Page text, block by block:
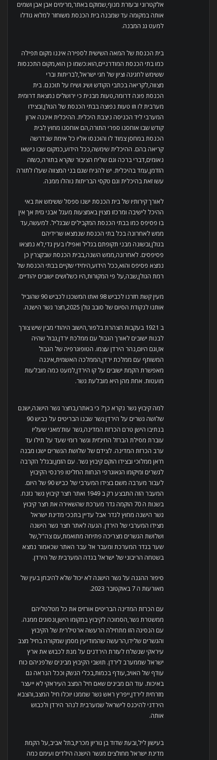
אלקטרוני ובעזרת מנוף,שמוקם באתר,מרימים אבן אבן ושמים
אותה במקומה עד שמבנה בית הכנסת משוחזר למלוא גודלו
למעט גג המבנה.
בית הכנסת של המאה השישית לספירה איננו מקום תפילה
כמו בתי הכנסת המודרניים,הוא:כשמו כן הוא,מקום התכנסות
ששימש לחגיגה וציון של חגי ישראל,לבריתות וברי
מצווה,לקריאה בכתבי הקודש ושיג ושיח על תוכנם. בית
הכנסת פונה דרומה,טעות מבנית כי ירושלים נמצאת דרומית
מערבית לו וזו טעות נפוצה בבתי הכנסת של הגולן,ובצידו
המערבי ליד הכניסה ניצבת היכלית. ההיכלית איננה ארון
קודש שבו אוחסנו ספרי התורה,הם אוחסנו מחוץ לבית
הכנסת במחסן צמוד לו והוכנסו אליו כל אימת שנדרשה
קריאה בהם. ההיכלית שימשה,ככל הידוע,כמקום שבו נישאו
נאומים,דברי ברכה וגם שליח הציבור שקרא בתורה,כשזה
הזדמן,עמד בהיכלית. יש להניח שגם בני המצווה שעלו לתורה
עשו זאת בהיכלית וגם טקסי הבריתות נוהלו ממנה.
לאורך קירותיו של בית הכנסת ישנו ספסל ששימש את באי
ההיכל לישיבה ומרכזו מצוין באמצעות מעגל אבני גזית אך אין
בו פסיפס כמו בבתי הכנסת המקבילים שבגליל. למעשה,עד
ממש לאחרונה בכל בתי הכנסת שנמצאו שרידיהם
בגולן,ובשונה מבני תקופתם בגליל ואפילו בעין גדי,לא נמצאו
פסיפסים. לאחרונה,ממש השנה,בבית הכנסת שבקצרין כן
נמצא פסיפס והוא,ככל הידוע,היחידי שקיים בבתי הכנסת של
רמת הגולן,שבה,על פי המקורות,היו כשלושים ישובים יהודיים.
מעין קשת חזרנו לכביש 98 ואתו המשכנו לכביש 90 שהוביל
אותנו לנקודת הסיום של סובב גולן 2025,חצר גשר הישנה.
ב 1921 בעקבות הצהרת בלפור,הישוב היהודי מבין שיש צורך
לבנות ישובים לאורך הגבול עם ממלכת ירדן,גבול שהיה
אז,וגם היום,נהר הירדן עצמו. הטופוגרפיה של הגבול
המשותף עם ממלכת ירדן,הממלכה האשמית,איננה
מאפשרת הקמת ישובים על קו הירדן,למעט כמה מובלעות
מועטות. אחת מהן היא מובלעת גשר.
למה קיבוץ גשר נקרא כך? כי באתרו,בחצר גשר הישנה,ישנם
שלושה גשרים על הירדן:גשר שבנו הבריטים על כביש 90
בנתיבו הישן טרם הכרזת המדינה,גשר עות'מאני שעליו
עוברת מסילת הברזל החיג’זית וגשר רומי שעד על תילו עד
ערב הכרזת המדינה. לצידם של שלושת הגשרים ישנו מבנה
ח'אן ממלוכי ובצידו הוקם קיבוץ גשר. עם הזמן,ובגלל הקרבה
לגשרים ומיקומו הגאוגרפי הנחות החליטו פרנסי הקיבוץ
לעבור מערבה משם בצידו המערבי של כביש 90 של היום.
המעבר הזה התבצע רק ב 1949 ואתר חצר קיבוץ גשר נזנח.
בשנות ה 70 הוקמה גדר מערכת שהשאירה את חצר קיבוץ
גשר הישנה מחוץ לגדר אבל עדיין בתככי מדינת ישראל
מצידו המערבי של הירדן. הגעה לאתר חצר גשר הישנה
ושלושת הגשרים מצריכה פתיחה מתואמת,עם צה"ל,של
שער בגדר המערכת ומעבר אל עבר האתר שכאמור נמצא
בשטחה הריבוני של ישראל בגדה המערבית של הירדן.
סיפור ההגנה על גשר הישנה לא יכול שלא להיבחן בעין של
מאורעות ה 7 באוקטובר 2023.
עם הכרזת המדינה הבריטים אורזים את כל מטלטליהם
ממשטרת גשר,הסמוכה לקיבוץ במקומו הישן,ונסוגים ממנה.
עם הנסיגה הזו מתחילה הרעשה ארטילרית של הקיבוץ
והגשרים שלידו,הרעשה שהמודיעין מסמן שמקורה בחיל מצב
עיראקי שנשלח לעזרת הירדנים על מנת לכבוש את ארץ
ישראל שממערב לירדן. תושבי הקיבוץ מבינים שלפניהם כוח
עודף של האויב,עודף בכמות,בכלי הנשק וככל הנראה גם
באיכות. עוד הם מבינים שאם חיל המצב העיראקי לא ייעצר
מזרחית לירדן,ייפרץ ראש גשר שממנו יוכלו חיל המצב,והצבא
הירדני להיכנס לישראל שמערבית לנהר הירדן ולכבוש
אותה.
בעישון ליל,ובעת שדוד בן גוריון מכריז,בתל אביב,על הקמת
מדינת ישראל מחולצים מגשר הישנה הילדים ועימם כמה